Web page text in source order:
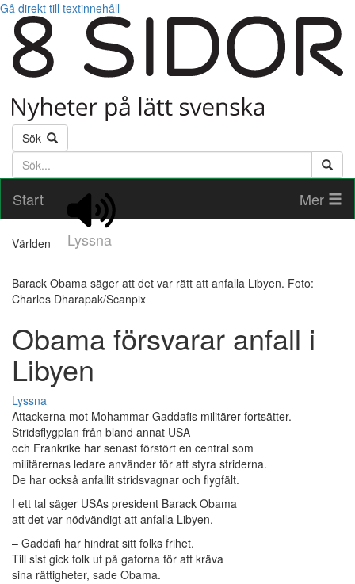
Gå direkt till textinnehåll
Sök
Söktext
Start
Lyssna
Mer
Världen
Barack Obama säger att det var rätt att anfalla Libyen. Foto:
Charles Dharapak/Scanpix
Obama försvarar anfall i
Libyen
Lyssna
Attackerna mot Mohammar Gaddafis militärer fortsätter.
Stridsflygplan från bland annat USA
och Frankrike har senast förstört en central som
militärernas ledare använder för att styra striderna.
De har också anfallit stridsvagnar och flygfält.
I ett tal säger USAs president Barack Obama
att det var nödvändigt att anfalla Libyen.
– Gaddafi har hindrat sitt folks frihet.
Till sist gick folk ut på gatorna för att kräva
sina rättigheter, sade Obama.